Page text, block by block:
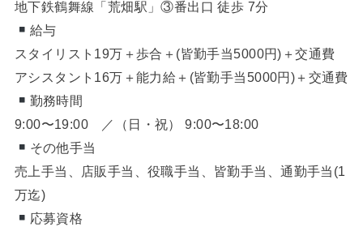
地下鉄鶴舞線「荒畑駅」③番出口 徒歩 7分
給与
スタイリスト19万＋歩合＋(皆勤手当5000円)＋交通費
アシスタント16万＋能力給＋(皆勤手当5000円)＋交通費
勤務時間
9:00〜19:00 ／（日・祝） 9:00〜18:00
その他手当
売上手当、店販手当、役職手当、皆勤手当、通勤手当(1
万迄)
応募資格